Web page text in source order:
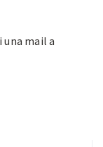
una mail a